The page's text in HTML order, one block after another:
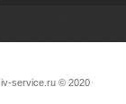
iv-service.ru© 2020